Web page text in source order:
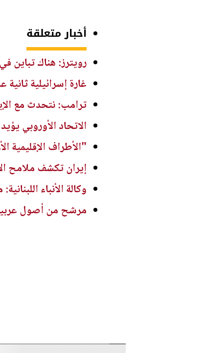
أخبار متعلقة
رويترز: هناك تباين
غارة إسرائيلية
ترامب: نتحدث مع
الاتحاد الأوروبي
"الأطراف الإقليمية
إيران تكشف ملامح
وكالة الأنباء
مرشح من أصول